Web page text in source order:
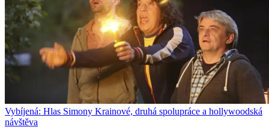
Vybíjená: Hlas Simony Krainové, druhá spolupráce a hollywoodská
návštěva